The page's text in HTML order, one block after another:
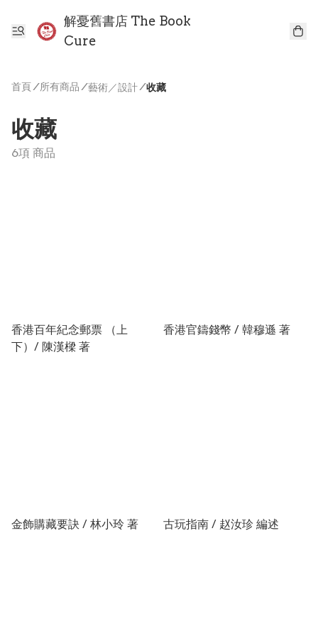
解憂舊書店 The Book
Cure
首頁/ 所有商品 /藝術／設計/收藏
收藏
6項 商品
香港百年紀念郵票 （上
下）/ 陳漢樑 著
香港官鑄錢幣 / 韓穆遜 著
金飾購藏要訣 / 林小玲 著 古玩指南 / 赵汝珍 編述